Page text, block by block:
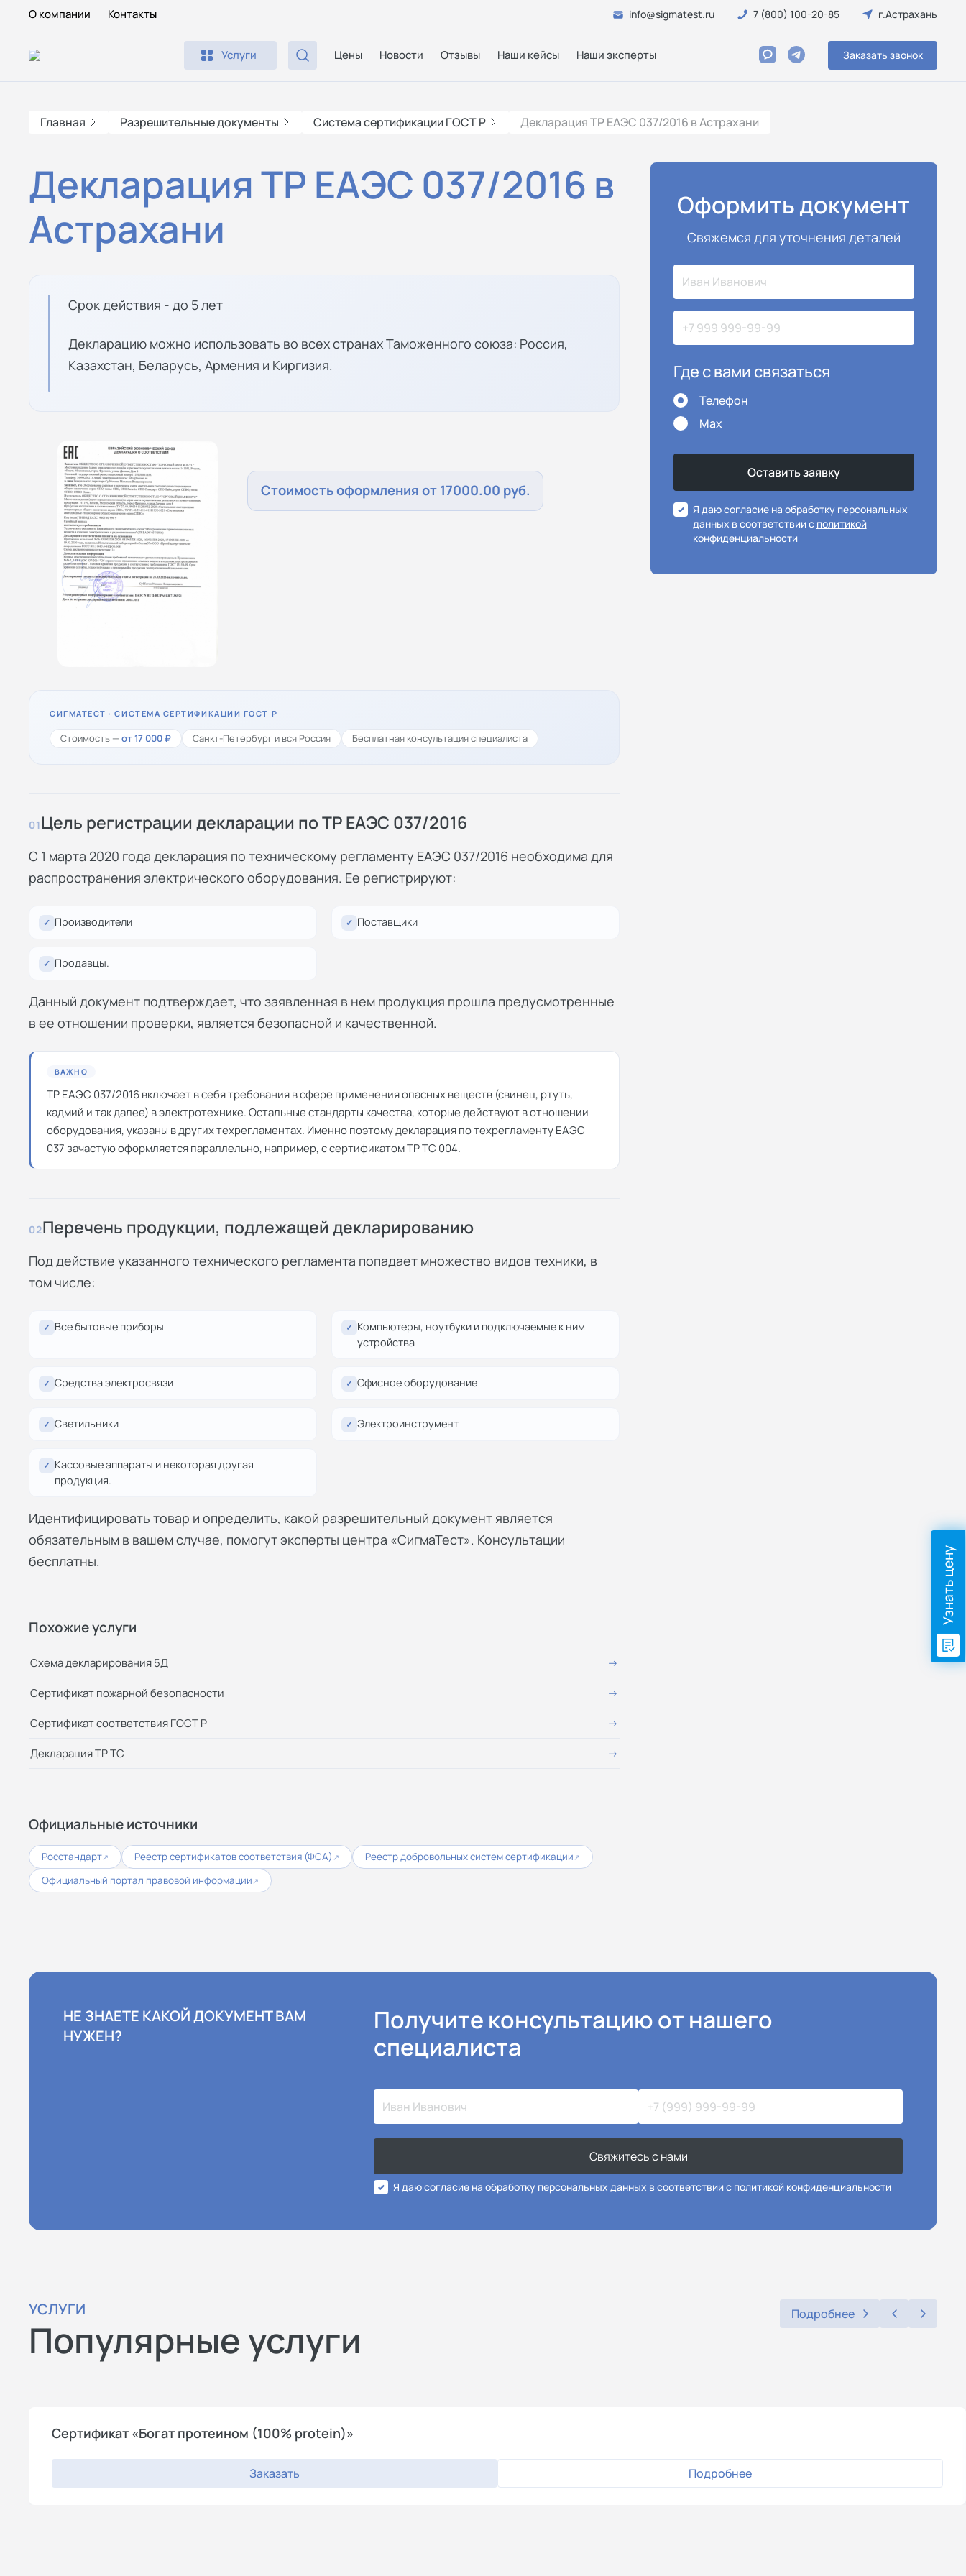
О компании Контакты info@sigmatest.ru 7 (800) 100-20-85 г.Астрахань
Услуги Цены Новости Отзывы Наши кейсы Наши эксперты Заказать звонок
Главная Разрешительные документы Система сертификации ГОСТ Р Декларация ТР ЕАЭС 037/2016 в Астрахани
Декларация ТР ЕАЭС 037/2016 в
Астрахани
Срок действия - до 5 лет
Декларацию можно использовать во всех странах Таможенного союза: Россия,
Казахстан, Беларусь, Армения и Киргизия.
Стоимость оформления от 17000.00 руб.
СИГМАТЕСТ · СИСТЕМА СЕРТИФИКАЦИИ ГОСТ Р
Стоимость —от 17 000 ₽ Санкт-Петербург и вся Россия Бесплатная консультация специалиста
01Цель регистрации декларации по ТР ЕАЭС 037/2016
C 1 марта 2020 года декларация по техническому регламенту ЕАЭС 037/2016 необходима для
распространения электрического оборудования. Ее регистрируют:
✓ Производители ✓ Поставщики
✓ Продавцы.
Данный документ подтверждает, что заявленная в нем продукция прошла предусмотренные
в ее отношении проверки, является безопасной и качественной.
ВАЖНО
ТР ЕАЭС 037/2016 включает в себя требования в сфере применения опасных веществ (свинец, ртуть,
кадмий и так далее) в электротехнике. Остальные стандарты качества, которые действуют в отношении
оборудования, указаны в других техрегламентах. Именно поэтому декларация по техрегламенту ЕАЭС
037 зачастую оформляется параллельно, например, с сертификатом ТР ТС 004.
02Перечень продукции, подлежащей декларированию
Под действие указанного технического регламента попадает множество видов техники, в
том числе:
✓ Все бытовые приборы ✓ Компьютеры, ноутбуки и подключаемые к ним
устройства
✓ Средства электросвязи ✓ Офисное оборудование
✓ Светильники ✓ Электроинструмент
✓ Кассовые аппараты и некоторая другая
продукция.
Идентифицировать товар и определить, какой разрешительный документ является
обязательным в вашем случае, помогут эксперты центра «СигмаТест». Консультации
бесплатны.
Похожие услуги
Схема декларирования 5Д
Сертификат пожарной безопасности
Сертификат соответствия ГОСТ Р
Декларация ТР ТС
Официальные источники
Росстандарт↗ Реестр сертификатов соответствия (ФСА) ↗ Реестр добровольных систем сертификации ↗
Официальный портал правовой информации ↗
Оформить документ
Свяжемся для уточнения деталей
Где с вами связаться
Телефон
Max
Я даю согласие на обработку персональных
данных в соответствии с политикой
конфиденциальности
НЕ ЗНАЕТЕ КАКОЙ ДОКУМЕНТ ВАМ
НУЖЕН?
Получите консультацию от нашего
специалиста
Свяжитесь с нами
Я даю согласие на обработку персональных данных в соответствии с политикой конфиденциальности
УСЛУГИ
Популярные услуги
Подробнее
Сертификат «Богат протеином (100% protein)»
Заказать Подробнее
Узнать цену